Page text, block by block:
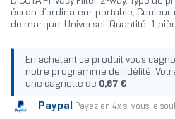
écran d’ordinateur portable, Couleur
de marque: Universel. Quantité: 1
En achetant ce produit vous
notre programme de fidélité.
une cagnotte de 0,67 €.
Paypal Payez en 4x si vous le